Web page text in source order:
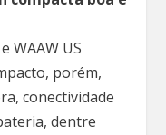
WAAW US
porém,
conectividade
dentre